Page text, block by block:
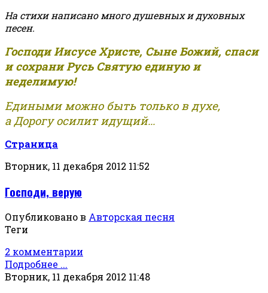
На стихи написано много душевных и духовных
песен.
Господи Иисусе Христе, Сыне Божий, спаси
и сохрани Русь Святую единую и
неделимую!
Едиными можно быть только в духе,
а Дорогу осилит идущий...
Страница
Вторник, 11 декабря 2012 11:52
Господи, верую
Опубликовано в Авторская песня
Теги
2 комментарии
Подробнее ...
Вторник, 11 декабря 2012 11:48